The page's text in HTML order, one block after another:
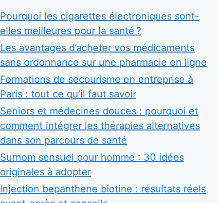
Pourquoi les cigarettes électroniques sont-
elles meilleures pour la santé ?
Les avantages d’acheter vos médicaments
sans ordonnance sur une pharmacie en ligne
Formations de secourisme en entreprise à
Paris : tout ce qu’il faut savoir
Seniors et médecines douces : pourquoi et
comment intégrer les thérapies alternatives
dans son parcours de santé
Surnom sensuel pour homme : 30 idées
originales à adopter
Injection bepanthene biotine : résultats réels